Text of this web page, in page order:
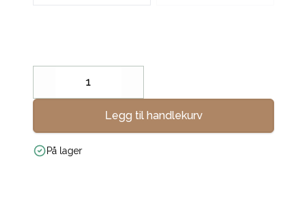
Decrease
Legg til handlekurv
På lager